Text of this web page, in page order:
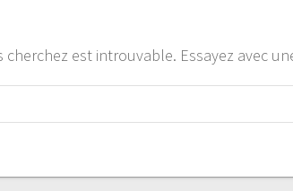
est introuvable. Essayez avec